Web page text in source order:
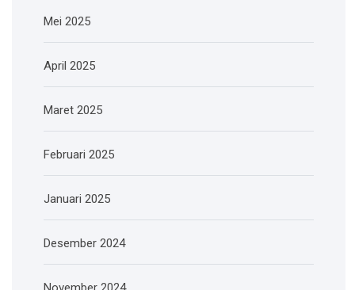
Mei 2025
April 2025
Maret 2025
Februari 2025
Januari 2025
Desember 2024